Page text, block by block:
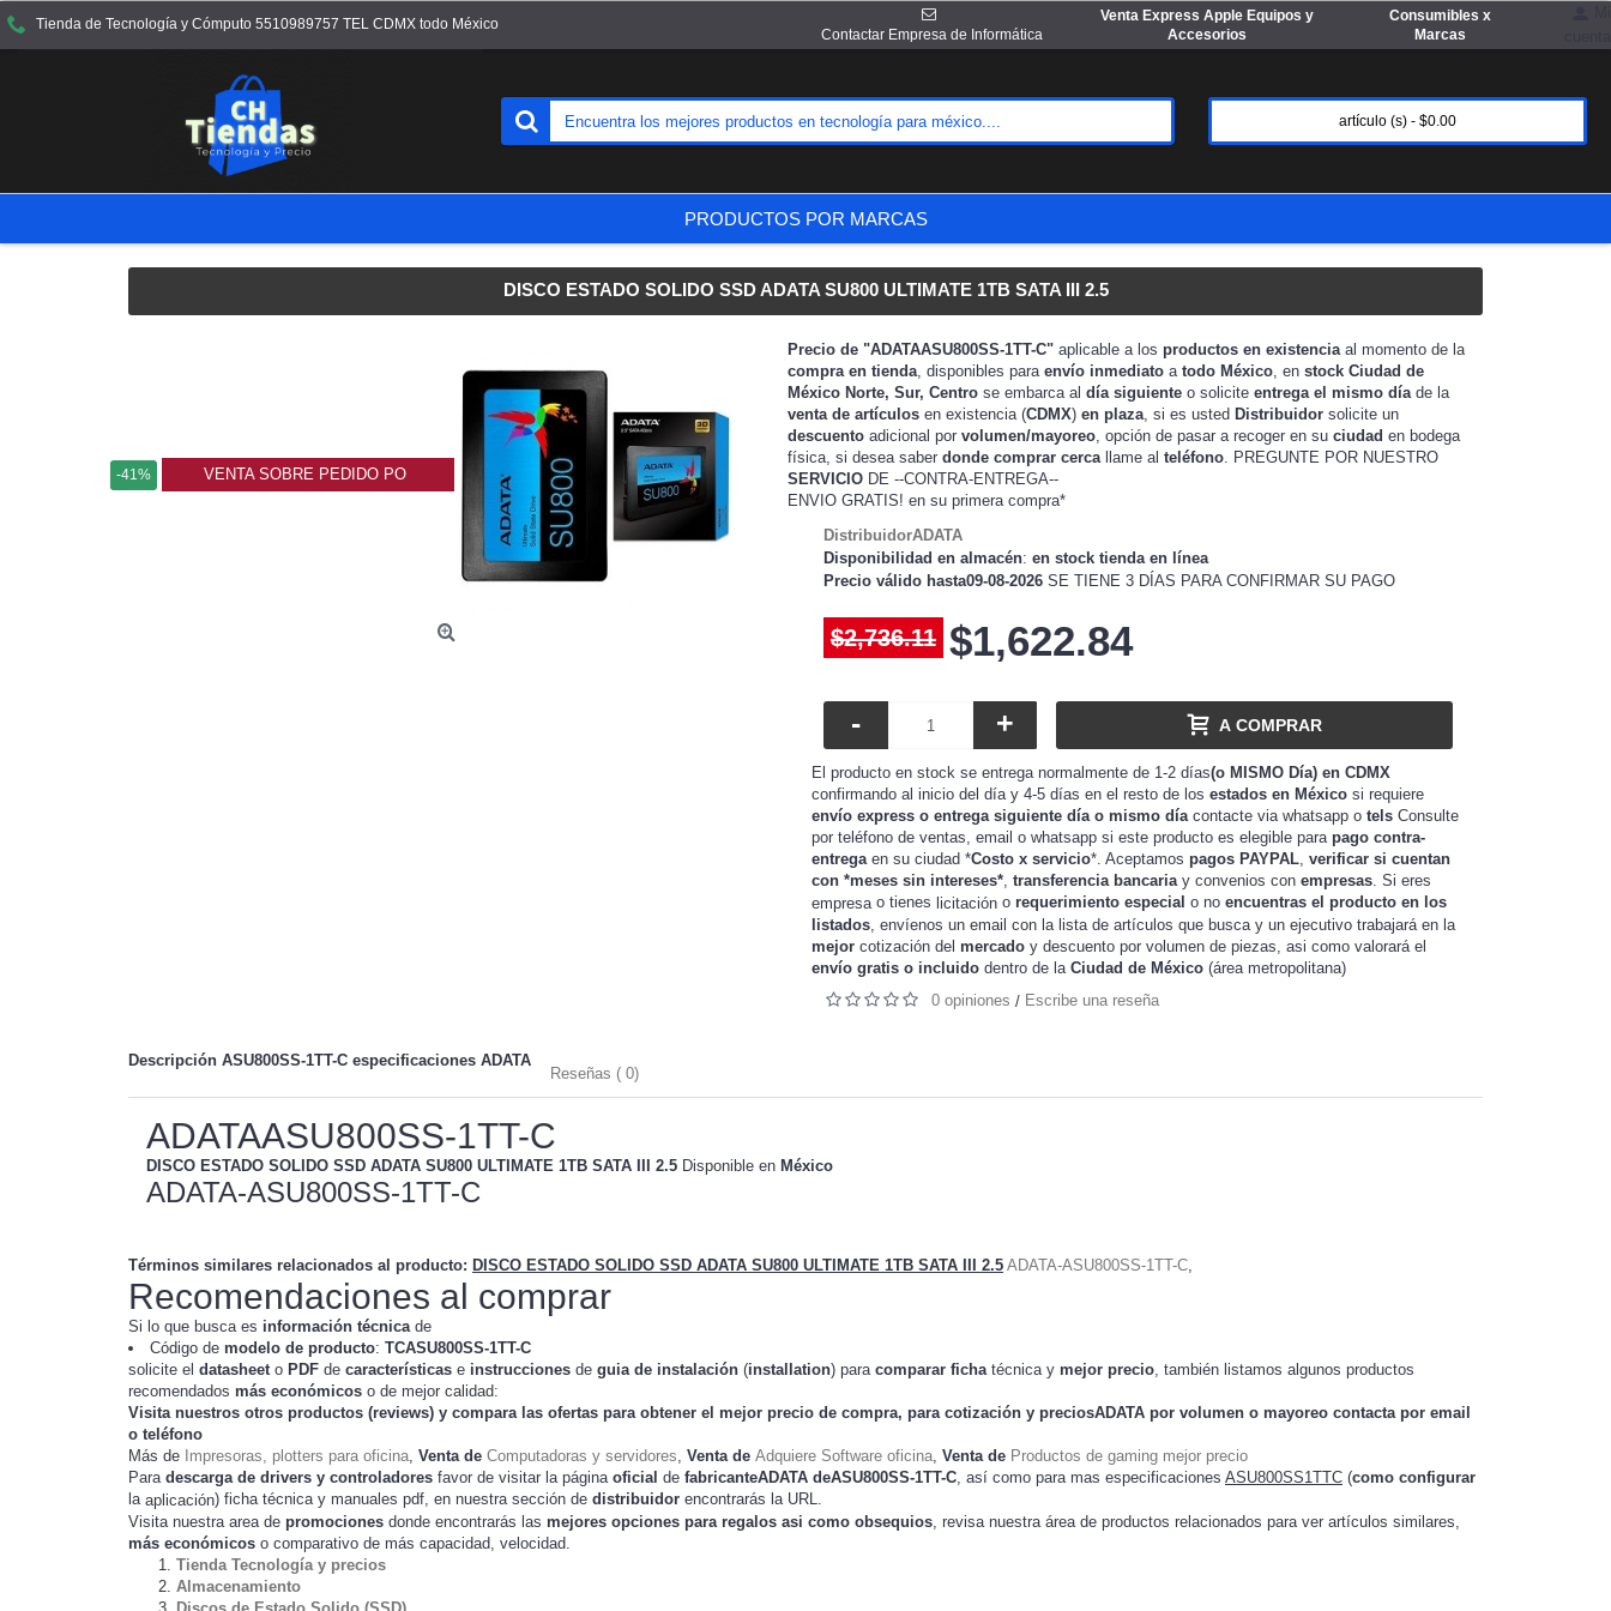
Tienda de Tecnología y Cómputo 5510989757 TEL CDMX todo México
Contactar Empresa de Informática
Venta Express Apple Equipos y
Accesorios
Consumibles x
Marcas
artículo (s) - $0.00
PRODUCTOS POR MARCAS
DISCO ESTADO SOLIDO SSD ADATA SU800 ULTIMATE 1TB SATA III 2.5
-41% VENTA SOBRE PEDIDO PO
Precio de "ADATAASU800SS-1TT-C" aplicable a los productos en existenciaal momento de la
compra en tienda, disponibles para envío inmediato a todo México, en stock Ciudad de
México Norte, Sur, Centro se embarca al día siguiente o solicite entrega el mismo díade la
venta de artículos en existencia (CDMX) en plaza, si es usted Distribuidor solicite un
descuento adicional por volumen/mayoreo, opción de pasar a recoger en su ciudad en bodega
física, si desea saber donde comprar cercallame al teléfono. PREGUNTE POR NUESTRO
SERVICIO DE --CONTRA-ENTREGA--
ENVIO GRATIS! en su primera compra*
DistribuidorADATA
Disponibilidad en almacén: en stock tienda en línea
Precio válido hasta09-08-2026 SE TIENE 3 DÍAS PARA CONFIRMAR SU PAGO
$2,736.11 $1,622.84
- + A COMPRAR
El producto en stock se entrega normalmente de 1-2 días(o MISMO Día) en CDMX
confirmando al inicio del día y 4-5 días en el resto de los estados en México si requiere
envío express o entrega siguiente día o mismo díacontacte via whatsapp o tels Consulte
por teléfono de ventas, email o whatsapp si este producto es elegible para pago contra-
entregaen su ciudad *Costo x servicio*. Aceptamos pagos PAYPAL, verificar si cuentan
con *meses sin intereses*, transferencia bancariay convenios con empresas. Si eres
empresa o tienes licitación o requerimiento especial o no encuentras el producto en los
listados , envíenos un email con la lista de artículos que busca y un ejecutivo trabajará en la
mejor cotización del mercado y descuento por volumen de piezas, asi como valorará el
envío gratis o incluido dentro de la Ciudad de México (área metropolitana)
0 opiniones / Escribe una reseña
Descripción ASU800SS-1TT-C especificaciones ADATA
Reseñas ( 0)
ADATAASU800SS-1TT-C
DISCO ESTADO SOLIDO SSD ADATA SU800 ULTIMATE 1TB SATA III 2.5 Disponible en México
ADATA-ASU800SS-1TT-C
Términos similares relacionados al producto: DISCO ESTADO SOLIDO SSD ADATA SU800 ULTIMATE 1TB SATA III 2.5 ADATA-ASU800SS-1TT-C,
Recomendaciones al comprar
Si lo que busca es información técnicade
Código de modelo de producto: TCASU800SS-1TT-C
solicite el datasheeto PDF de características e instrucciones de guia de instalación (installation) para comparar fichatécnica y mejor precio, también listamos algunos productos
recomendados más económicos o de mejor calidad:
Visita nuestros otros productos (reviews) y compara las ofertas para obtener el mejor precio de compra, para cotización y preciosADATA por volumen o mayoreo contacta por email
o teléfono
Más de Impresoras, plotters para oficina, Venta de Computadoras y servidores, Venta de Adquiere Software oficina, Venta de Productos de gaming mejor precio
Para descarga de drivers y controladores favor de visitar la página oficial de fabricanteADATA deASU800SS-1TT-C, así como para mas especificaciones ASU800SS1TTC (como configurar
la aplicación) ficha técnica y manuales pdf, en nuestra sección de distribuidor encontrarás la URL.
Visita nuestra area de promociones donde encontrarás las mejores opciones para regalos asi como obsequios , revisa nuestra área de productos relacionados para ver artículos similares
más económicos o comparativo de más capacidad, velocidad.
Tienda Tecnología y precios
Almacenamiento